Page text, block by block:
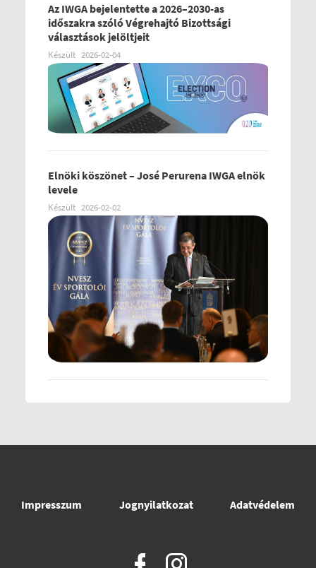
Az IWGA bejelentette a 2026–2030-as
időszakra szóló Végrehajtó Bizottsági
választások jelöltjeit
Készült 2026-02-04
Elnöki köszönet – José Perurena IWGA elnök
levele
Készült 2026-02-02
Impresszum Jognyilatkozat Adatvédelem